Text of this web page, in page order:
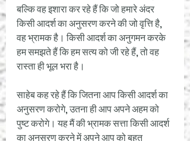
बल्कि वह इशारा कर रहे हैं कि जो हमारे अंदर
किसी आदर्श का अनुसरण करने की जो वृत्ति है,
वह भ्रामक है। किसी आदर्श का अनुगमन करके
हम समझते हैं कि हम सत्य को जी रहे हैं, तो वह
रास्ता ही भूल भरा है।
साहेब कह रहे हैं कि जितना आप किसी आदर्श का
अनुसरण करोगे, उतना ही आप अपने अहम को
पुष्ट करोगे। यह मैं की भ्रामक सत्ता किसी आदर्श
का अनुसरण करने में अपने आप को बहुत